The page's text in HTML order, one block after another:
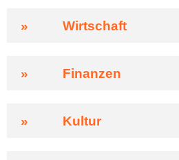
» Wirtschaft
» Finanzen
» Kultur